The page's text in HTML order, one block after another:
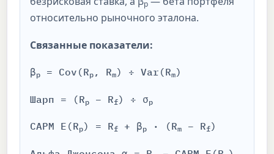
p
относительно рыночного эталона.
Связанные показатели:
βp = Cov(Rp , Rm) ÷ Var(Rm)
Шарп = (Rp − Rf) ÷ σp
CAPM E(Rp) = Rf + βp · (Rm − Rf)